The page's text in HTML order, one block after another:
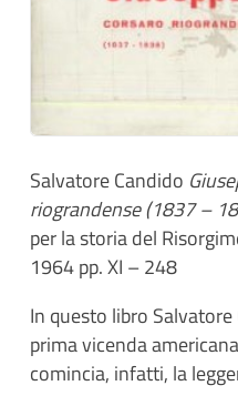
Salvatore Candido
riograndense (1837 –
per la storia del
1964 pp. XI – 248
In questo libro
prima vicenda
comincia, infatti, la